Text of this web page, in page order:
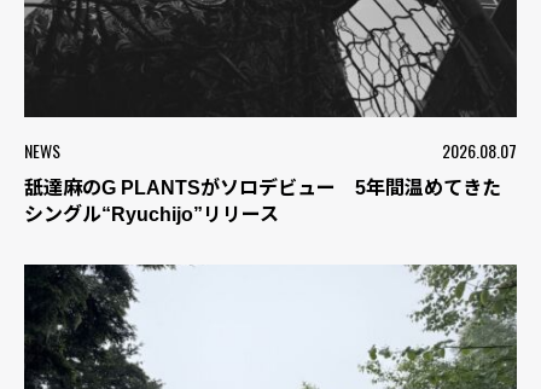
NEWS 2026.08.07
舐達麻のG PLANTSがソロデビュー 5年間温めてきた
シングル“Ryuchijo”リリース